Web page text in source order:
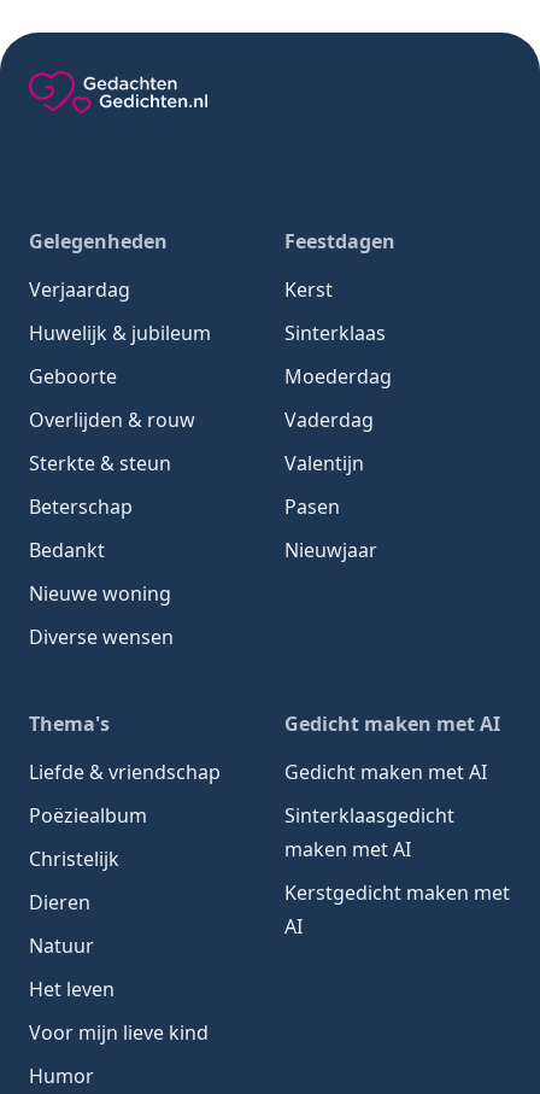
Gelegenheden
Verjaardag
Huwelijk & jubileum
Geboorte
Overlijden & rouw
Sterkte & steun
Beterschap
Bedankt
Nieuwe woning
Diverse wensen
Feestdagen
Kerst
Sinterklaas
Moederdag
Vaderdag
Valentijn
Pasen
Nieuwjaar
Thema's
Liefde & vriendschap
Poëziealbum
Christelijk
Dieren
Natuur
Het leven
Voor mijn lieve kind
Humor
Gedicht maken met AI
Gedicht maken met AI
Sinterklaasgedicht
maken met AI
Kerstgedicht maken met
AI